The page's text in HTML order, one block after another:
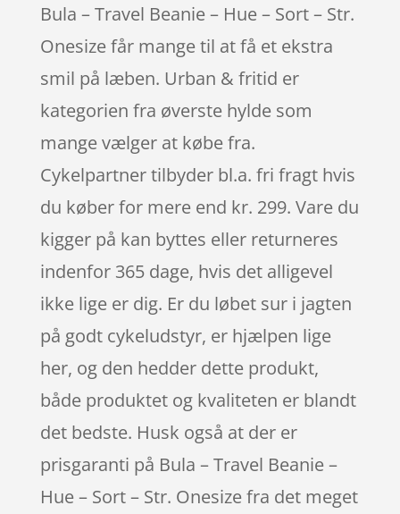
Bula – Travel Beanie – Hue – Sort – Str.
Onesize får mange til at få et ekstra
smil på læben. Urban & fritid er
kategorien fra øverste hylde som
mange vælger at købe fra.
Cykelpartner tilbyder bl.a. fri fragt hvis
du køber for mere end kr. 299. Vare du
kigger på kan byttes eller returneres
indenfor 365 dage, hvis det alligevel
ikke lige er dig. Er du løbet sur i jagten
på godt cykeludstyr, er hjælpen lige
her, og den hedder dette produkt,
både produktet og kvaliteten er blandt
det bedste. Husk også at der er
prisgaranti på Bula – Travel Beanie –
Hue – Sort – Str. Onesize fra det meget